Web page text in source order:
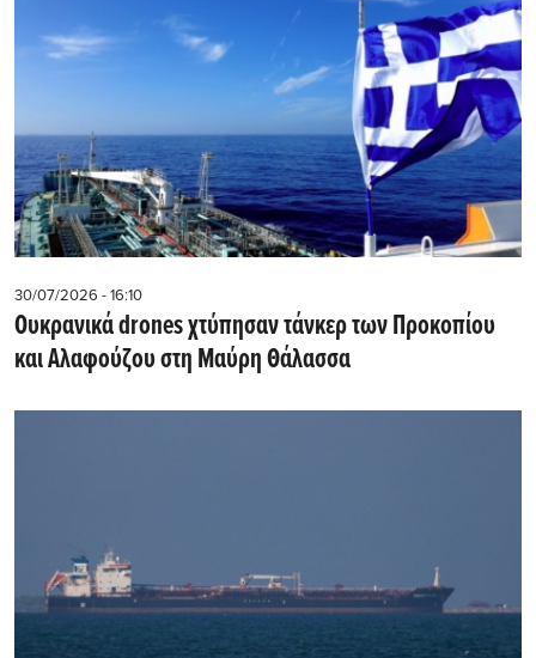
30/07/2026 - 16:10
Ουκρανικά drones χτύπησαν τάνκερ των Προκοπίου
και Αλαφούζου στη Μαύρη Θάλασσα